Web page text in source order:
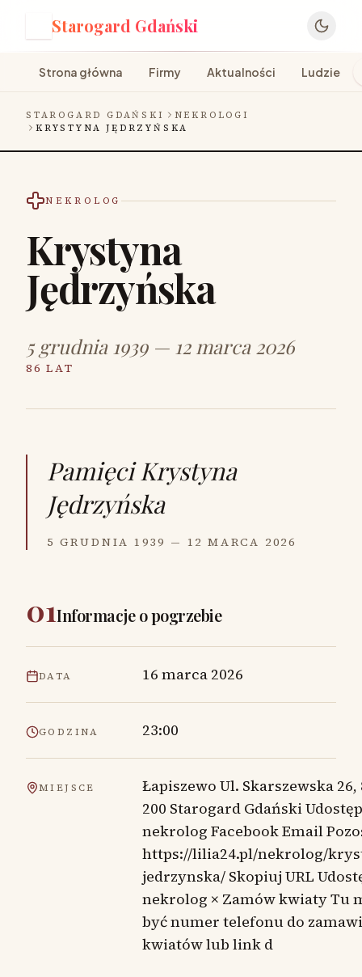
Starogard Gdański
Strona główna Firmy Aktualności Ludzie
STAROGARD GDAŃSKI
NEKROLOGI
KRYSTYNA JĘDRZYŃSKA
NEKROLOG
Krystyna
Jędrzyńska
5 grudnia 1939 — 12 marca 2026
86 LAT
Pamięci Krystyna
Jędrzyńska
5 GRUDNIA 1939 — 12 MARCA 2026
01Informacje o pogrzebie
DATA 16 marca 2026
GODZINA 23:00
MIEJSCE
Łapiszewo Ul. Skarszewska 26,
200 Starogard Gdański
nekrolog Facebook Email
https://lilia24.pl/nekrolog/
jedrzynska/ Skopiuj URL
nekrolog × Zamów kwiaty Tu
być numer telefonu do
kwiatów lub link d